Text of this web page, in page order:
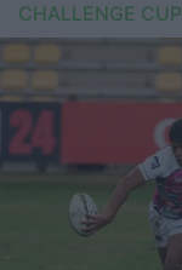
FIR
Internazionale
6 Nazioni
United
Top14
CHALLENGE CUP